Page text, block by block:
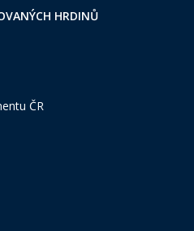
HRDINŮ
ČR